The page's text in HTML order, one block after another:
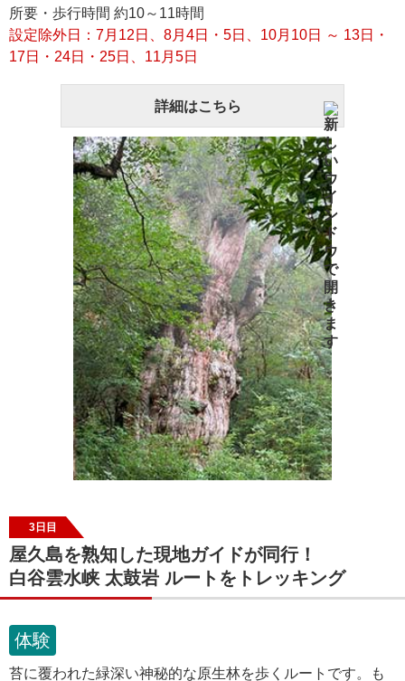
所要・歩行時間 約10～11時間
設定除外日：7月12日、8月4日・5日、10月10日 ～ 13日・
17日・24日・25日、11月5日
詳細はこちら
3日目
屋久島を熟知した現地ガイドが同行！
白谷雲水峡 太鼓岩 ルートをトレッキング
体験
苔に覆われた緑深い神秘的な原生林を歩くルートです。も